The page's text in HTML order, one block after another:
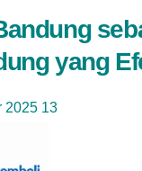
yang
2025 13